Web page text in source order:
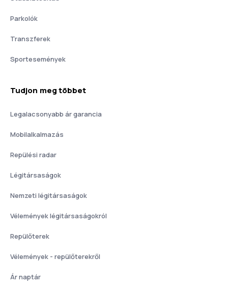
Parkolók
Transzferek
Sportesemények
Tudjon meg többet
Legalacsonyabb ár garancia
Mobilalkalmazás
Repülési radar
Légitársaságok
Nemzeti légitársaságok
Vélemények légitársaságokról
Repülőterek
Vélemények - repülőterekről
Ár naptár